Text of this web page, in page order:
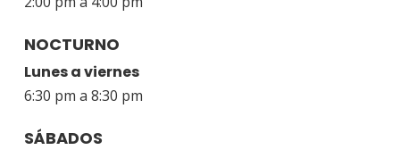
NOCTURNO
Lunes a viernes
6:30 pm a 8:30 pm
SÁBADOS